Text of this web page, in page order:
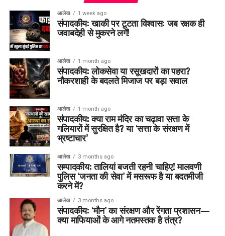
आलेख 1 week ago
संपादकीय: खाकी पर टूटता विश्वास: जब रक्षक ही
जवाबदेही से मुकरने लगें!
आलेख 1 month ago
संपादकीय: लोकसेवा या रसूखदारों का पहरा?
नौकरशाही के बदलते मिजाज पर बड़ा सवाल
आलेख 1 month ago
संपादकीय: क्या राम मंदिर का चढ़ावा सत्ता के
गलियारों में सुरक्षित है? या ‘सत्ता के संरक्षण में
भ्रष्टाचार’
आलेख 3 months ago
सम्पादकीय: तालियां बजती रहनी चाहिए! मालवणी
पुलिस ‘जनता की सेवा’ में मसरूफ है या बदतमीजी
करने में?
आलेख 3 months ago
संपादकीय: ‘मौन’ का संरक्षण और रेंगता प्रशासन—
क्या माफियाओं के आगे नतमस्तक है तंत्र?